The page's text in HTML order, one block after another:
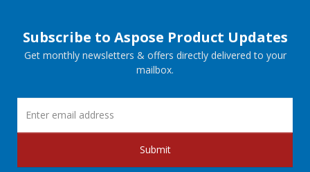
Subscribe to Aspose Product Updates
Get monthly newsletters & offers directly delivered to your
mailbox.
Submit